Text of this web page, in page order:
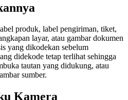
produk, label pengiriman, tiket,
layar, atau gambar dokumen
yang dikodekan sebelum
didekode tetap terlihat sehingga
tautan yang didukung, atau
sumber.
Kamera